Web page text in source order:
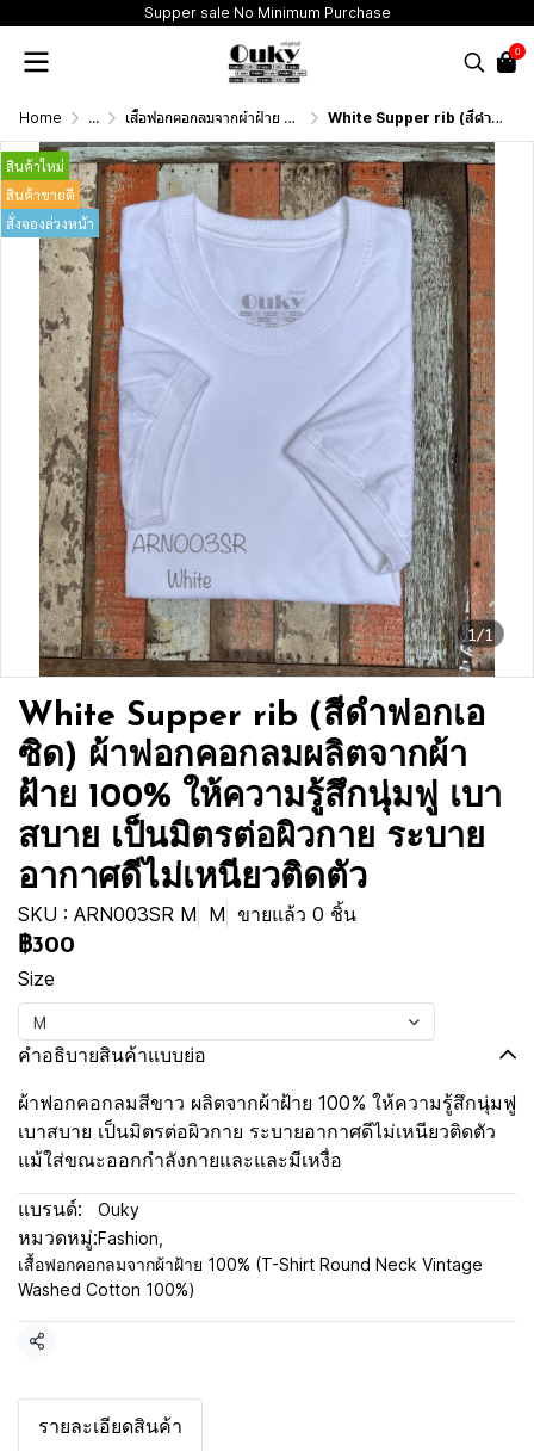
Supper sale No Minimum Purchase
0
Home ... เสื้อฟอกคอกลมจากผ้าฝ้าย 100% (T-Shirt Round Neck Vintage Washed Cotton 100%) White Supper rib (สีดำฟอกเอซิด) ผ้าฟอกคอกลมผลิตจากผ้าฝ้าย 100% ให้ความรู้สึกนุ่มฟู เบาสบาย เป็นมิตรต่อผิวกาย ระบายอากาศดีไม่เหนียวติดตัว
1/1
สินค้าใหม่
สินค้าขายดี
สั่งจองล่วงหน้า
White Supper rib (สีดำฟอกเอ
ซิด) ผ้าฟอกคอกลมผลิตจากผ้า
ฝ้าย 100% ให้ความรู้สึกนุ่มฟู เบา
สบาย เป็นมิตรต่อผิวกาย ระบาย
อากาศดีไม่เหนียวติดตัว
SKU : ARN003SR M M ขายแล้ว 0 ชิ้น
฿300
Size
M
คำอธิบายสินค้าแบบย่อ
ผ้าฟอกคอกลมสีขาว ผลิตจากผ้าฝ้าย 100% ให้ความรู้สึกนุ่มฟู
เบาสบาย เป็นมิตรต่อผิวกาย ระบายอากาศดีไม่เหนียวติดตัว
แม้ใส่ขณะออกกำลังกายและและมีเหงื่อ
แบรนด์: Ouky
หมวดหมู่:Fashion
เสื้อฟอกคอกลมจากผ้าฝ้าย 100% (T-Shirt Round Neck Vintage
Washed Cotton 100%)
แชร์
รายละเอียดสินค้า